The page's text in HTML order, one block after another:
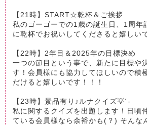
【21時】START☆乾杯＆ご挨拶
私のゴーゴーでの1歳の誕生日、1周年
に乾杯でお祝いしてくださると嬉しい
【22時】2年目＆2025年の目標決め
一つの節目という事で、新たに目標や
す！会員様にも協力してほしいので積
だけると嬉しいです！！！
【23時】景品有り♪ルナクイズ💡´-
私に関するクイズを出題します！日頃
ている会員様なら余裕かも(？) そんな